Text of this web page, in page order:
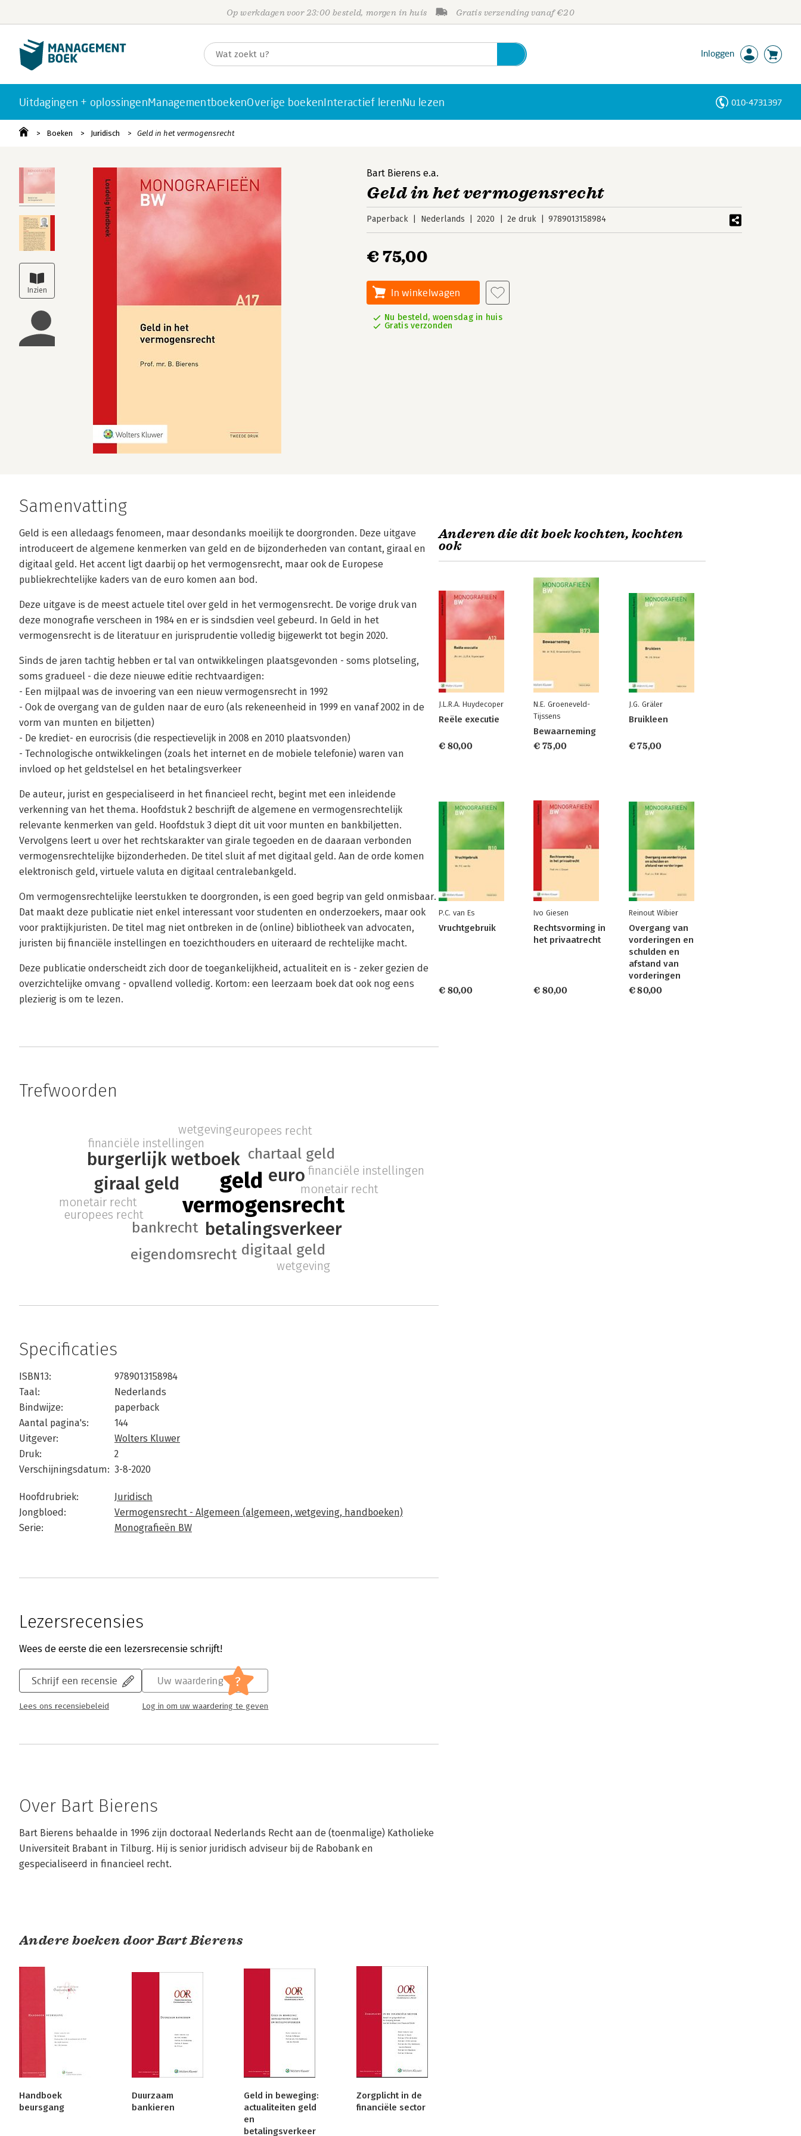
Op werkdagen voor 23:00 besteld, morgen in huis Gratis verzending vanaf €20
Inloggen
Uitdagingen + oplossingenManagementboekenOverige boekenInteractief lerenNu lezen 010-4731397
Boeken Juridisch Geld in het vermogensrecht
Bart Bierens e.a.
Geld in het vermogensrecht
Paperback Nederlands 2020 2e druk 9789013158984
€ 75,00
In winkelwagen
Nu besteld, woensdag in huis
Gratis verzonden
Samenvatting
Geld is een alledaags fenomeen, maar desondanks moeilijk te doorgronden. Deze uitgave
introduceert de algemene kenmerken van geld en de bijzonderheden van contant, giraal en
digitaal geld. Het accent ligt daarbij op het vermogensrecht, maar ook de Europese
publiekrechtelijke kaders van de euro komen aan bod.
Deze uitgave is de meest actuele titel over geld in het vermogensrecht. De vorige druk van
deze monografie verscheen in 1984 en er is sindsdien veel gebeurd. In Geld in het
vermogensrecht is de literatuur en jurisprudentie volledig bijgewerkt tot begin 2020.
Sinds de jaren tachtig hebben er tal van ontwikkelingen plaatsgevonden - soms plotseling,
soms gradueel - die deze nieuwe editie rechtvaardigen:
- Een mijlpaal was de invoering van een nieuw vermogensrecht in 1992
- Ook de overgang van de gulden naar de euro (als rekeneenheid in 1999 en vanaf 2002 in de
vorm van munten en biljetten)
- De krediet- en eurocrisis (die respectievelijk in 2008 en 2010 plaatsvonden)
- Technologische ontwikkelingen (zoals het internet en de mobiele telefonie) waren van
invloed op het geldstelsel en het betalingsverkeer
De auteur, jurist en gespecialiseerd in het financieel recht, begint met een inleidende
verkenning van het thema. Hoofdstuk 2 beschrijft de algemene en vermogensrechtelijk
relevante kenmerken van geld. Hoofdstuk 3 diept dit uit voor munten en bankbiljetten.
Vervolgens leert u over het rechtskarakter van girale tegoeden en de daaraan verbonden
vermogensrechtelijke bijzonderheden. De titel sluit af met digitaal geld. Aan de orde komen
elektronisch geld, virtuele valuta en digitaal centralebankgeld.
Om vermogensrechtelijke leerstukken te doorgronden, is een goed begrip van geld onmisbaar.
Dat maakt deze publicatie niet enkel interessant voor studenten en onderzoekers, maar ook
voor praktijkjuristen. De titel mag niet ontbreken in de (online) bibliotheek van advocaten,
juristen bij financiële instellingen en toezichthouders en uiteraard de rechtelijke macht.
Deze publicatie onderscheidt zich door de toegankelijkheid, actualiteit en is - zeker gezien de
overzichtelijke omvang - opvallend volledig. Kortom: een leerzaam boek dat ook nog eens
plezierig is om te lezen.
Trefwoorden
geld
vermogensrecht
betalingsverkeer
giraal geld
burgerlijk wetboek
euro
chartaal geld
bankrecht
digitaal geld
eigendomsrecht
europees recht
financiële instellingen
monetair recht
wetgevingeuropees recht
financiële instellingen
monetair recht
wetgeving
Specificaties
ISBN13:
9789013158984
Taal:
Nederlands
Bindwijze:
paperback
Aantal pagina's:
144
Uitgever:
Wolters Kluwer
Druk:
2
Verschijningsdatum: 3-8-2020
Hoofdrubriek:
Juridisch
Jongbloed:
Vermogensrecht - Algemeen (algemeen, wetgeving, handboeken)
Serie:
Monografieën BW
Lezersrecensies
Wees de eerste die een lezersrecensie schrijft!
Schrijf een recensie
Lees ons recensiebeleid
Uw waardering ?
Log in om uw waardering te geven
Over Bart Bierens
Bart Bierens behaalde in 1996 zijn doctoraal Nederlands Recht aan de (toenmalige) Katholieke
Universiteit Brabant in Tilburg. Hij is senior juridisch adviseur bij de Rabobank en
gespecialiseerd in financieel recht.
Andere boeken door Bart Bierens
Handboek
beursgang
Duurzaam
bankieren
Geld in beweging:
actualiteiten geld
en
betalingsverkeer
Zorgplicht in de
financiële sector
Anderen die dit boek kochten, kochten
ook
J.L.R.A. Huydecoper
Reële executie
€ 80,00
N.E. Groeneveld-
Tijssens
Bewaarneming
€ 75,00
J.G. Gräler
Bruikleen
€ 75,00
P.C. van Es
Vruchtgebruik
€ 80,00
Ivo Giesen
Rechtsvorming in
het privaatrecht
€ 80,00
Reinout Wibier
Overgang van
vorderingen en
schulden en
afstand van
vorderingen
€ 80,00
Personen